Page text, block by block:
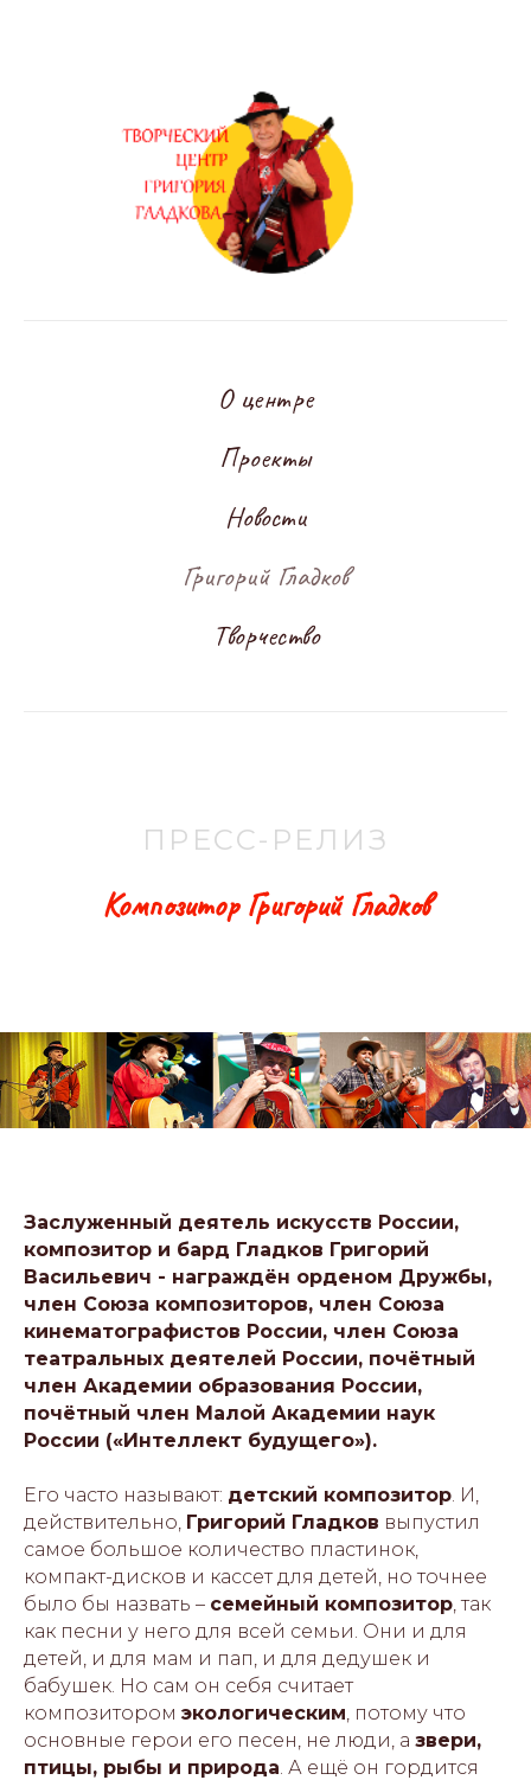
О центре
Проекты
Новости
Григорий Гладков
Творчество
ПРЕСС-РЕЛИЗ
Композитор Григорий Гладков
Заслуженный деятель искусств России,
композитор и бард Гладков Григорий
Васильевич - награждён орденом Дружбы,
член Союза композиторов, член Союза
кинематографистов России, член Союза
театральных деятелей России, почётный
член Академии образования России,
почётный член Малой Академии наук
России («Интеллект будущего»).
Его часто называют: детский композитор. И,
действительно, Григорий Гладков выпустил
самое большое количество пластинок,
компакт-дисков и кассет для детей, но точнее
было бы назвать – семейный композитор, так
как песни у него для всей семьи. Они и для
детей, и для мам и пап, и для дедушек и
бабушек. Но сам он себя считает
композитором экологическим, потому что
основные герои его песен, не люди, а звери,
птицы, рыбы и природа. А ещё он гордится